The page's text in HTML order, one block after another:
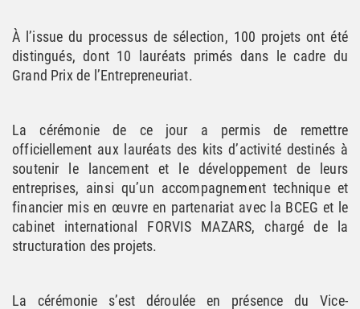
À l’issue du processus de sélection, 100 projets ont été
distingués, dont 10 lauréats primés dans le cadre du
Grand Prix de l’Entrepreneuriat.
La cérémonie de ce jour a permis de remettre
officiellement aux lauréats des kits d’activité destinés à
soutenir le lancement et le développement de leurs
entreprises, ainsi qu’un accompagnement technique et
financier mis en œuvre en partenariat avec la BCEG et le
cabinet international FORVIS MAZARS, chargé de la
structuration des projets.
La cérémonie s’est déroulée en présence du Vice-